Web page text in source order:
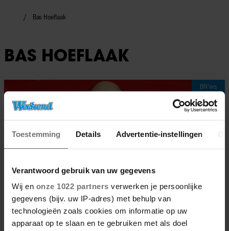
Toestemming Details Advertentie-instellingen
Verantwoord gebruik van uw gegevens
Wij en onze 1022 partners verwerken je persoonlijke
gegevens (bijv. uw IP-adres) met behulp van
technologieën zoals cookies om informatie op uw
apparaat op te slaan en te gebruiken met als doel
Bas Hoeflaak
BAS HOEFLAAK
BN'ers